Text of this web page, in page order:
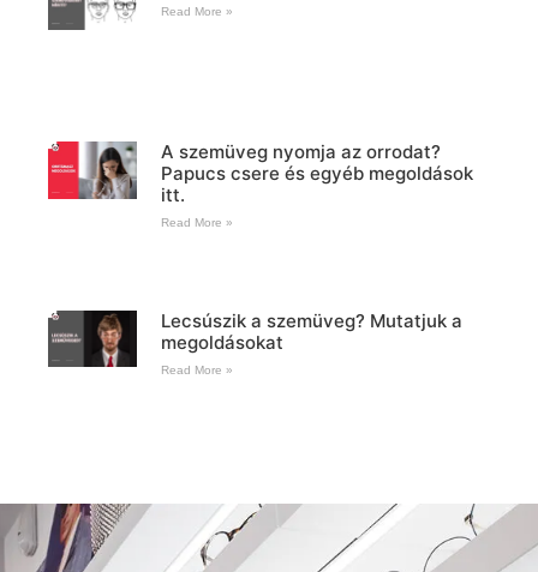
Read More »
A szemüveg nyomja az orrodat?
Papucs csere és egyéb megoldások
itt.
Read More »
Lecsúszik a szemüveg? Mutatjuk a
megoldásokat
Read More »